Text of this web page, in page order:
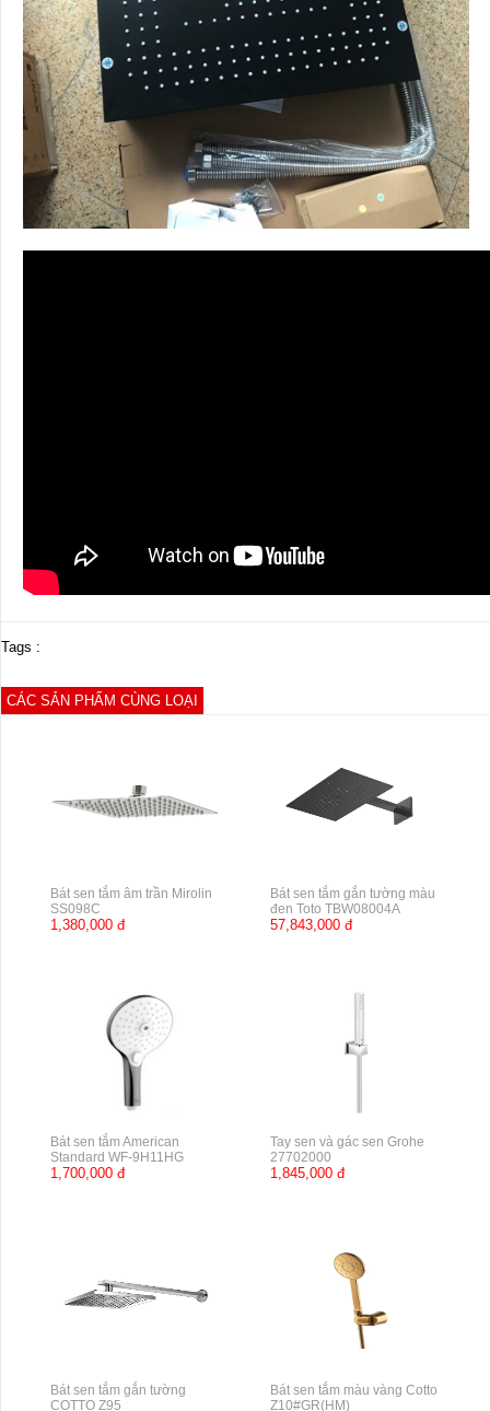
Tags :
CÁC SẢN PHẨM CÙNG LOẠI
Bát sen tắm âm trần Mirolin
SS098C
1,380,000 đ
Bát sen tắm gắn tường màu
đen Toto TBW08004A
57,843,000 đ
Bát sen tắm American
Standard WF-9H11HG
1,700,000 đ
Tay sen và gác sen Grohe
27702000
1,845,000 đ
Bát sen tắm gắn tường
COTTO Z95
Bát sen tắm màu vàng Cotto
Z10#GR(HM)